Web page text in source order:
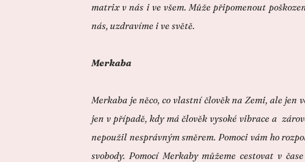
matrix v nás i ve všem. Může připomenout
nás, uzdravíme i ve světě.
Merkaba
Merkaba je něco, co vlastní člověk na Zemi, ale
jen v případě, kdy má člověk vysoké vibrace a
nepoužil nesprávným směrem. Pomoci vám ho
svobody. Pomocí Merkaby můžeme cestovat v